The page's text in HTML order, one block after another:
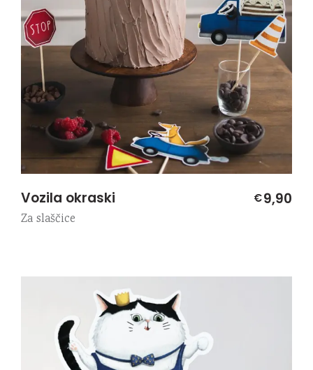
Vozila okraski €9,90
Za slaščice